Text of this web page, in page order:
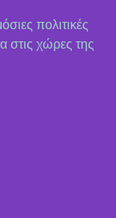
πολιτικές
χώρες της